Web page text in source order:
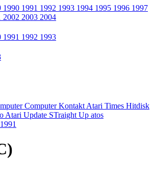
1990 1991 1992 1993 1994 1995 1996 1997
2002 2003 2004
1991 1992 1993
Computer Kontakt Atari Times Hitdisk
Atari Update STraight Up atos